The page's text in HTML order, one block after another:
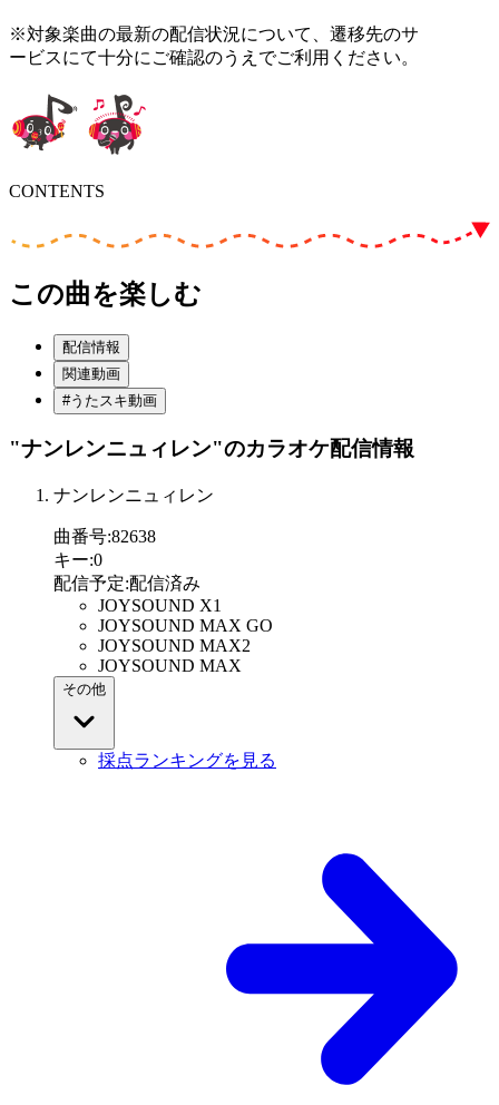
※対象楽曲の最新の配信状況について、遷移先のサ
ービスにて十分にご確認のうえでご利用ください。
CONTENTS
この曲を楽しむ
配信情報
関連動画
#うたスキ動画
"ナンレンニュィレン"のカラオケ配信情報
ナンレンニュィレン
曲番号:82638
キー:0
配信予定:配信済み
JOYSOUND X1
JOYSOUND MAX GO
JOYSOUND MAX2
JOYSOUND MAX
その他
採点ランキングを見る